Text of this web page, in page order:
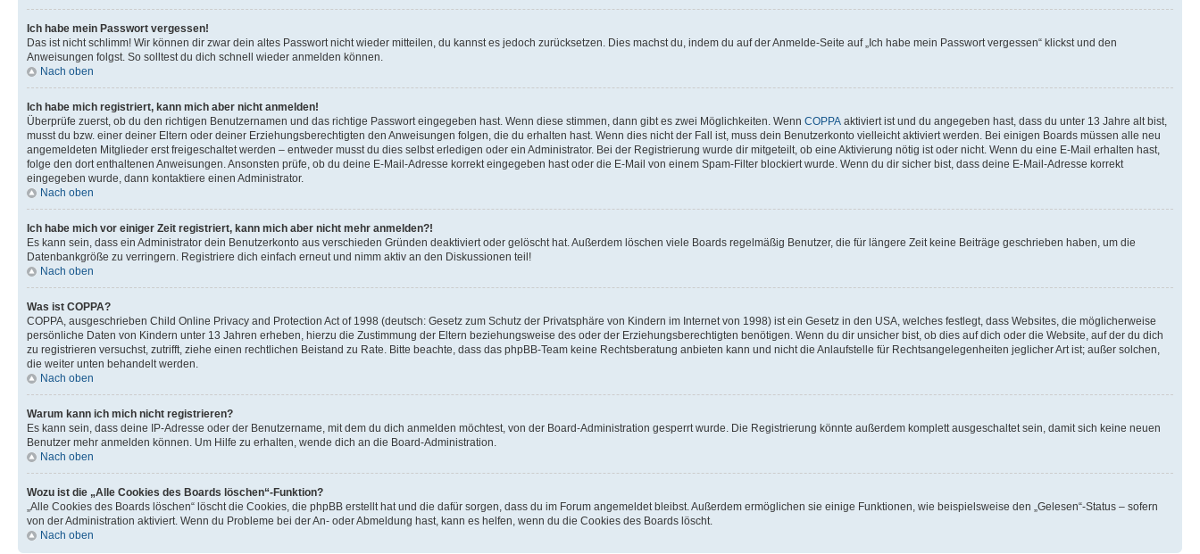
Ich habe mein Passwort vergessen!
Das ist nicht schlimm! Wir können dir zwar dein altes Passwort nicht wieder mitteilen, du kannst es jedoch zurücksetzen. Dies machst du, indem du auf der Anmelde-Seite auf „Ich habe mein Passwort vergessen“ klickst und den
Anweisungen folgst. So solltest du dich schnell wieder anmelden können.
Nach oben
Ich habe mich registriert, kann mich aber nicht anmelden!
Überprüfe zuerst, ob du den richtigen Benutzernamen und das richtige Passwort eingegeben hast. Wenn diese stimmen, dann gibt es zwei Möglichkeiten. Wenn COPPA aktiviert ist und du angegeben hast, dass du unter 13 Jahre alt bist,
musst du bzw. einer deiner Eltern oder deiner Erziehungsberechtigten den Anweisungen folgen, die du erhalten hast. Wenn dies nicht der Fall ist, muss dein Benutzerkonto vielleicht aktiviert werden. Bei einigen Boards müssen alle neu
angemeldeten Mitglieder erst freigeschaltet werden – entweder musst du dies selbst erledigen oder ein Administrator. Bei der Registrierung wurde dir mitgeteilt, ob eine Aktivierung nötig ist oder nicht. Wenn du eine E-Mail erhalten hast,
folge den dort enthaltenen Anweisungen. Ansonsten prüfe, ob du deine E-Mail-Adresse korrekt eingegeben hast oder die E-Mail von einem Spam-Filter blockiert wurde. Wenn du dir sicher bist, dass deine E-Mail-Adresse korrekt
eingegeben wurde, dann kontaktiere einen Administrator.
Nach oben
Ich habe mich vor einiger Zeit registriert, kann mich aber nicht mehr anmelden?!
Es kann sein, dass ein Administrator dein Benutzerkonto aus verschieden Gründen deaktiviert oder gelöscht hat. Außerdem löschen viele Boards regelmäßig Benutzer, die für längere Zeit keine Beiträge geschrieben haben, um die
Datenbankgröße zu verringern. Registriere dich einfach erneut und nimm aktiv an den Diskussionen teil!
Nach oben
Was ist COPPA?
COPPA, ausgeschrieben Child Online Privacy and Protection Act of 1998 (deutsch: Gesetz zum Schutz der Privatsphäre von Kindern im Internet von 1998) ist ein Gesetz in den USA, welches festlegt, dass Websites, die möglicherweise
persönliche Daten von Kindern unter 13 Jahren erheben, hierzu die Zustimmung der Eltern beziehungsweise des oder der Erziehungsberechtigten benötigen. Wenn du dir unsicher bist, ob dies auf dich oder die Website, auf der du dich
zu registrieren versuchst, zutrifft, ziehe einen rechtlichen Beistand zu Rate. Bitte beachte, dass das phpBB-Team keine Rechtsberatung anbieten kann und nicht die Anlaufstelle für Rechtsangelegenheiten jeglicher Art ist; außer solchen,
die weiter unten behandelt werden.
Nach oben
Warum kann ich mich nicht registrieren?
Es kann sein, dass deine IP-Adresse oder der Benutzername, mit dem du dich anmelden möchtest, von der Board-Administration gesperrt wurde. Die Registrierung könnte außerdem komplett ausgeschaltet sein, damit sich keine neuen
Benutzer mehr anmelden können. Um Hilfe zu erhalten, wende dich an die Board-Administration.
Nach oben
Wozu ist die „Alle Cookies des Boards löschen“-Funktion?
„Alle Cookies des Boards löschen“ löscht die Cookies, die phpBB erstellt hat und die dafür sorgen, dass du im Forum angemeldet bleibst. Außerdem ermöglichen sie einige Funktionen, wie beispielsweise den „Gelesen“-Status – sofern
von der Administration aktiviert. Wenn du Probleme bei der An- oder Abmeldung hast, kann es helfen, wenn du die Cookies des Boards löscht.
Nach oben